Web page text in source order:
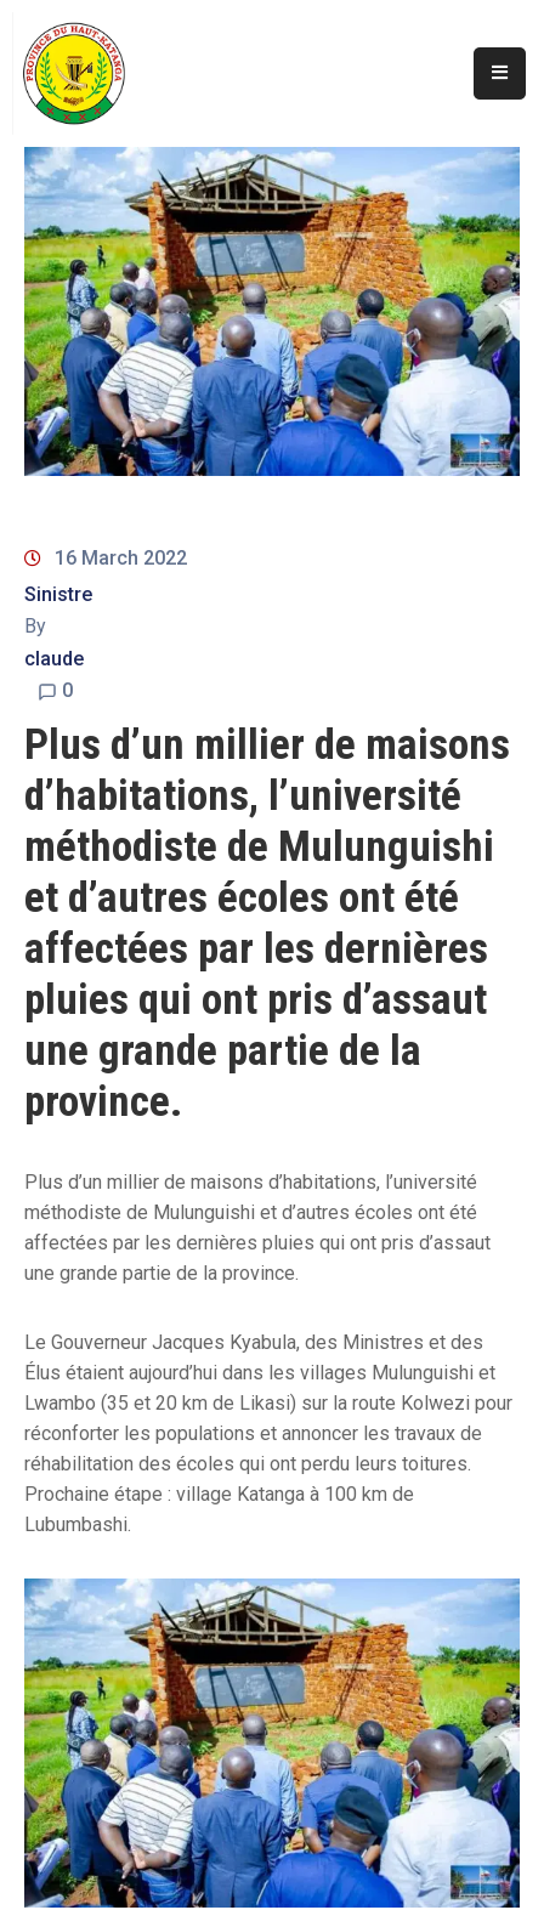
Accueil
Actualités
A
Propos
Secteurs
Infos
Covid
Perspectives
Galerie
Contacts
16 March 2022
Sinistre
By
claude
0
Plus d’un millier de maisons
d’habitations, l’université
méthodiste de Mulunguishi
et d’autres écoles ont été
affectées par les dernières
pluies qui ont pris d’assaut
une grande partie de la
province.
Plus d’un millier de maisons d’habitations, l’université
méthodiste de Mulunguishi et d’autres écoles ont été
affectées par les dernières pluies qui ont pris d’assaut
une grande partie de la province.
Le Gouverneur Jacques Kyabula, des Ministres et des
Élus étaient aujourd’hui dans les villages Mulunguishi et
Lwambo (35 et 20 km de Likasi) sur la route Kolwezi pour
réconforter les populations et annoncer les travaux de
réhabilitation des écoles qui ont perdu leurs toitures.
Prochaine étape : village Katanga à 100 km de
Lubumbashi.